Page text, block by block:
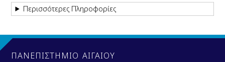
Περισσότερες Πληροφορίες
ΠΑΝΕΠΙΣΤΗΜΙΟ ΑΙΓΑΙΟΥ